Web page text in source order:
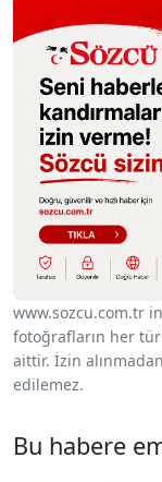
www.sozcu.com.tr
fotoğrafların her
aittir. İzin
edilemez.
Bu habere